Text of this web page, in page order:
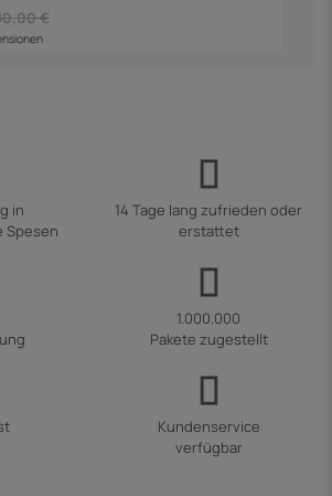
€
in
Spesen
14 Tage lang zufrieden oder
erstattet
1.000.000
Pakete zugestellt
Kundenservice
verfügbar